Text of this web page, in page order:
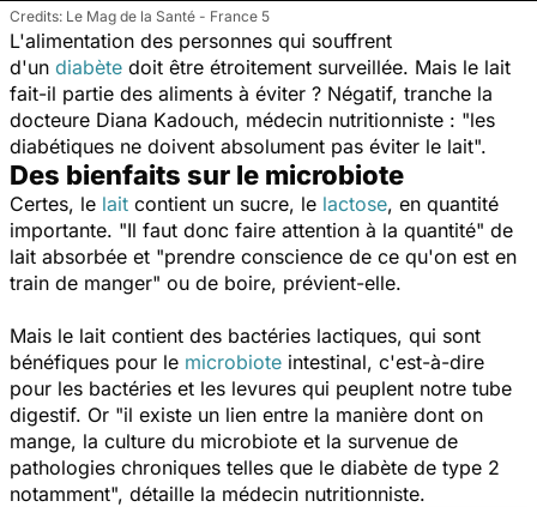
Le Mag de la Santé - France 5
L'alimentation des personnes qui souffrent
d'un diabète doit être étroitement surveillée. Mais le lait
fait-il partie des aliments à éviter ? Négatif, tranche la
docteure Diana Kadouch, médecin nutritionniste : "les
diabétiques ne doivent absolument pas éviter le lait".
Des bienfaits sur le microbiote
Certes, le lait contient un sucre, le lactose, en quantité
importante. "Il faut donc faire attention à la quantité" de
lait absorbée et "prendre conscience de ce qu'on est en
train de manger" ou de boire, prévient-elle.
Mais le lait contient des bactéries lactiques, qui sont
bénéfiques pour le microbiote intestinal, c'est-à-dire
pour les bactéries et les levures qui peuplent notre tube
digestif. Or "il existe un lien entre la manière dont on
mange, la culture du microbiote et la survenue de
pathologies chroniques telles que le diabète de type 2
notamment", détaille la médecin nutritionniste.